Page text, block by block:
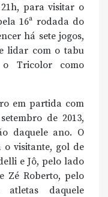
para visitar o
16ª rodada do
há sete jogos,
lidar com o tabu
Tricolor como
em partida com
de 2013,
daquele ano. O
visitante, gol de
e Jô, pelo lado
Zé Roberto, pelo
daquele